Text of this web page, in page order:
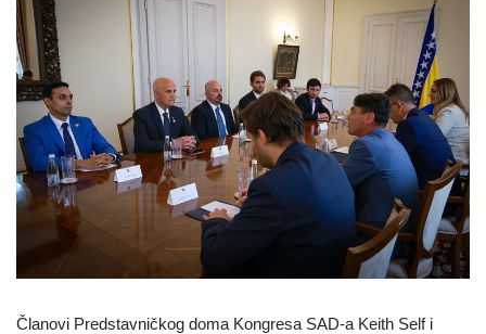
Članovi Predstavničkog doma Kongresa SAD-a Keith Self i